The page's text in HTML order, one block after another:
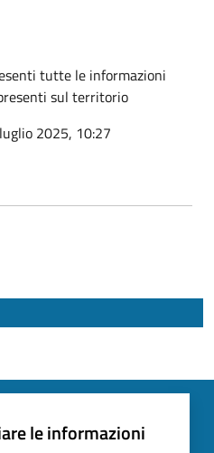
tutte le informazioni
sul territorio
2025, 10:27
le informazioni